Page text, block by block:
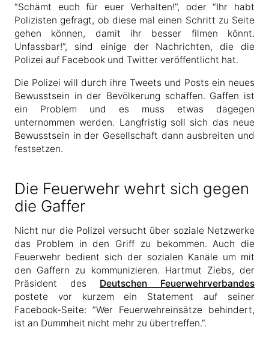
“Schämt euch für euer Verhalten!”, oder “Ihr habt
Polizisten gefragt, ob diese mal einen Schritt zu Seite
gehen können, damit ihr besser filmen könnt.
Unfassbar!”, sind einige der Nachrichten, die die
Polizei auf Facebook und Twitter veröffentlicht hat.
Die Polizei will durch ihre Tweets und Posts ein neues
Bewusstsein in der Bevölkerung schaffen. Gaffen ist
ein Problem und es muss etwas dagegen
unternommen werden. Langfristig soll sich das neue
Bewusstsein in der Gesellschaft dann ausbreiten und
festsetzen.
Die Feuerwehr wehrt sich gegen
die Gaffer
Nicht nur die Polizei versucht über soziale Netzwerke
das Problem in den Griff zu bekommen. Auch die
Feuerwehr bedient sich der sozialen Kanäle um mit
den Gaffern zu kommunizieren. Hartmut Ziebs, der
Präsident des Deutschen Feuerwehrverbandes
postete vor kurzem ein Statement auf seiner
Facebook-Seite: ”Wer Feuerwehreinsätze behindert,
ist an Dummheit nicht mehr zu übertreffen.”.